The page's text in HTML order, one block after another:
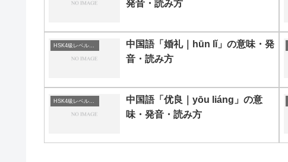
発音・読み方
中国語「婚礼｜hūn lǐ」の意味・発
音・読み方
中国語「优良｜yōu liáng」の意
味・発音・読み方